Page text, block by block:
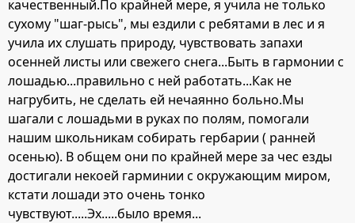
качественный.По крайней мере, я учила не только
сухому "шаг-рысь", мы ездили с ребятами в лес и я
учила их слушать природу, чувствовать запахи
осенней листы или свежего снега...Быть в гармонии с
лошадью...правильно с ней работать...Как не
нагрубить, не сделать ей нечаянно больно.Мы
шагали с лошадьми в руках по полям, помогали
нашим школьникам собирать гербарии ( ранней
осенью). В общем они по крайней мере за чес езды
достигали некоей гарминии с окружающим миром,
кстати лошади это очень тонко
чувствуют.....Эх.....было время...